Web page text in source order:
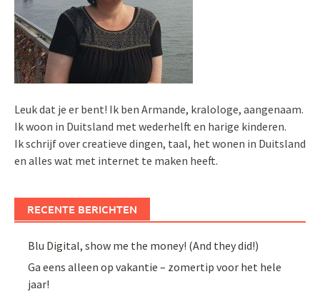
Leuk dat je er bent! Ik ben Armande, kralologe, aangenaam.
Ik woon in Duitsland met wederhelft en harige kinderen.
Ik schrijf over creatieve dingen, taal, het wonen in Duitsland
en alles wat met internet te maken heeft.
RECENTE BERICHTEN
Blu Digital, show me the money! (And they did!)
Ga eens alleen op vakantie – zomertip voor het hele
jaar!